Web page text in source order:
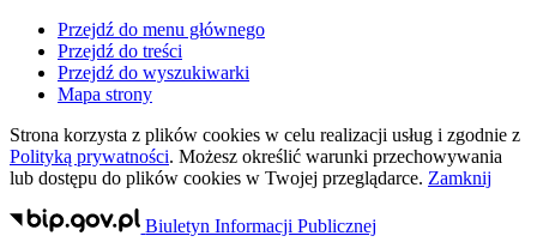
Przejdź do menu głównego
Przejdź do treści
Przejdź do wyszukiwarki
Mapa strony
Strona korzysta z plików cookies w celu realizacji usług i zgodnie z
Polityką prywatności. Możesz określić warunki przechowywania
lub dostępu do plików cookies w Twojej przeglądarce. Zamknij
Biuletyn Informacji Publicznej